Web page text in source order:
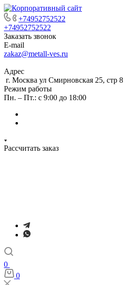
+74952752522
+74952752522
Заказать звонок
E-mail
zakaz@metall-ves.ru
Адрес
г. Москва ул Смирновская 25, стр 8
Режим работы
Пн. – Пт.: с 9:00 до 18:00
Рассчитать заказ
0
0